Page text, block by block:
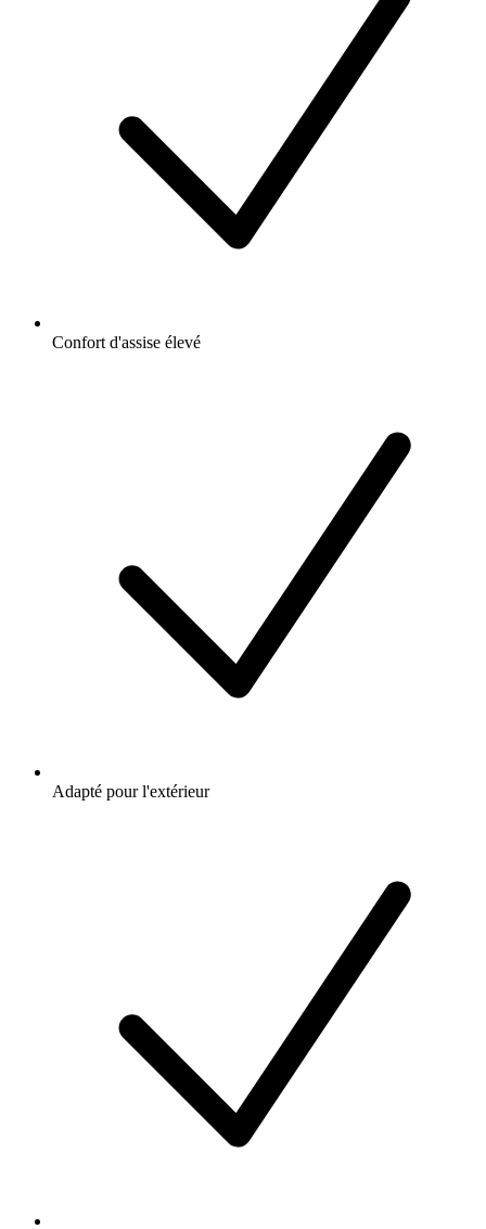
Confort d'assise élevé
Adapté pour l'extérieur